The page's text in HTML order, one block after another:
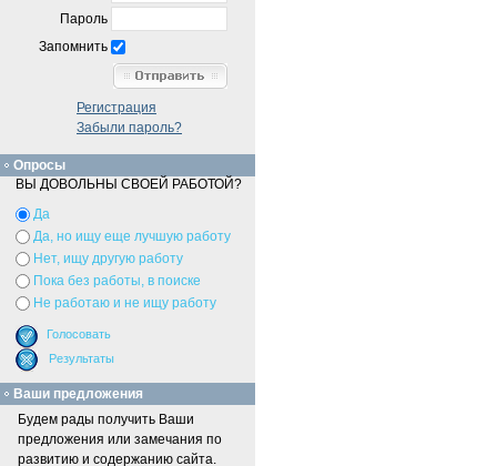
Пароль
Запомнить
Регистрация
Забыли пароль?
Опросы
ВЫ ДОВОЛЬНЫ СВОЕЙ РАБОТОЙ?
Да
Да, но ищу еще лучшую работу
Нет, ищу другую работу
Пока без работы, в поиске
Не работаю и не ищу работу
Ваши предложения
Будем рады получить Ваши
предложения или замечания по
развитию и содержанию сайта.